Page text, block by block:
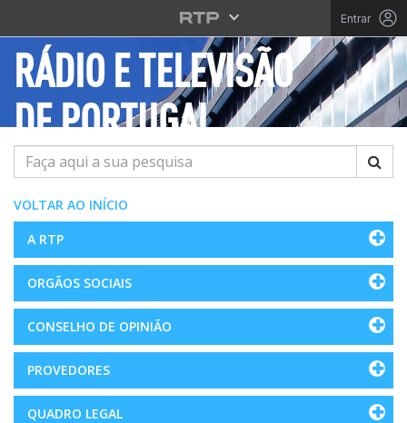
Saltar para o conteúdo principal
Entrar
RÁDIO E TELEVISÃO
DE PORTUGAL
Pesquisar
VOLTAR AO INÍCIO
A RTP
ORGÃOS SOCIAIS
CONSELHO DE OPINIÃO
PROVEDORES
QUADRO LEGAL